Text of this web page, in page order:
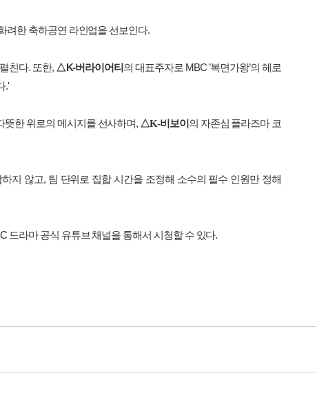
려한 축하공연 라인업을 선보인다.
펼친다. 또한, △K-버라이어티의 대표주자로 MBC ’복면가왕’의 헤로
.'
뜻한 위로의 메시지를 선사하며, △K-비보이의 자존심 플라즈마 코
하지 않고, 팀 단위로 집합 시간을 조정해 소수의 필수 인원만 정해
드라마 공식 유튜브 채널을 통해서 시청할 수 있다.